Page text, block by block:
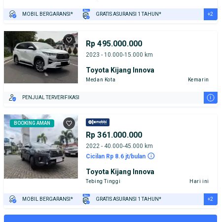
MOBIL BERGARANSI* GRATIS ASURANSI 1 TAHUN* +2
Rp 495.000.000
2023 - 10.000-15.000 km
Toyota Kijang Innova
Medan Kota Kemarin
PENJUAL TERVERIFIKASI i
BOOKING AMAN
Rp 361.000.000
2022 - 40.000-45.000 km
Cicilan Rp 8.6 jt/bulan
Toyota Kijang Innova
Tebing Tinggi Hari ini
MOBIL BERGARANSI* GRATIS ASURANSI 1 TAHUN* +2